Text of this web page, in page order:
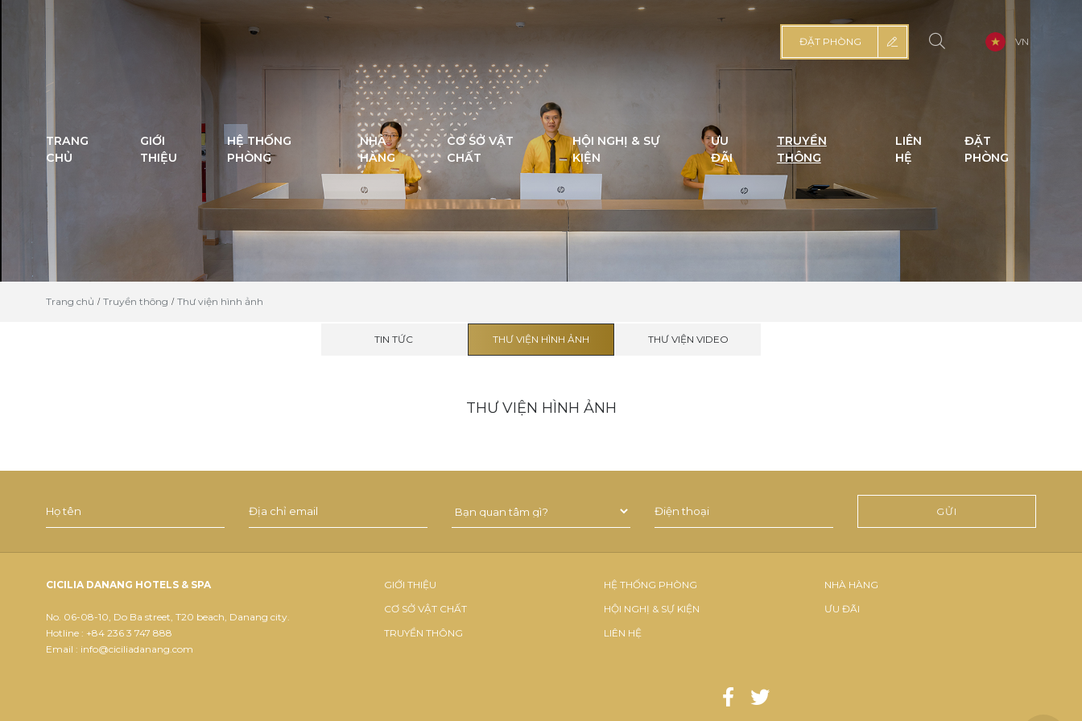
ĐẶT PHÒNG VN
TRANG
CHỦ
GIỚI
THIỆU
HỆ THỐNG
PHÒNG
NHÀ
HÀNG
CƠ SỞ VẬT
CHẤT
HỘI NGHỊ & SỰ
KIỆN
ƯU
ĐÃI
TRUYỀN
THÔNG
LIÊN
HỆ
ĐẶT
PHÒNG
Trang chủ Truyền thông Thư viện hình ảnh
TIN TỨC THƯ VIỆN HÌNH ẢNH THƯ VIỆN VIDEO
THƯ VIỆN HÌNH ẢNH
CICILIA DANANG HOTELS & SPA
No. 06-08-10, Do Ba street, T20 beach, Danang city.
Hotline : +84 236 3 747 888
Email : info@ciciliadanang.com
GIỚI THIỆU HỆ THỐNG PHÒNG
NHÀ HÀNG
CƠ SỞ VẬT CHẤT
HỘI NGHỊ & SỰ KIỆN
ƯU ĐÃI
TRUYỀN THÔNG
LIÊN HỆ